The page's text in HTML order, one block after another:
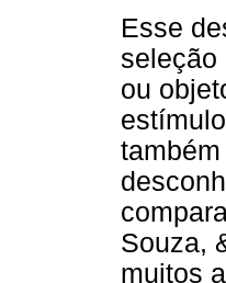
Esse
seleção
ou
Souza,
muitos